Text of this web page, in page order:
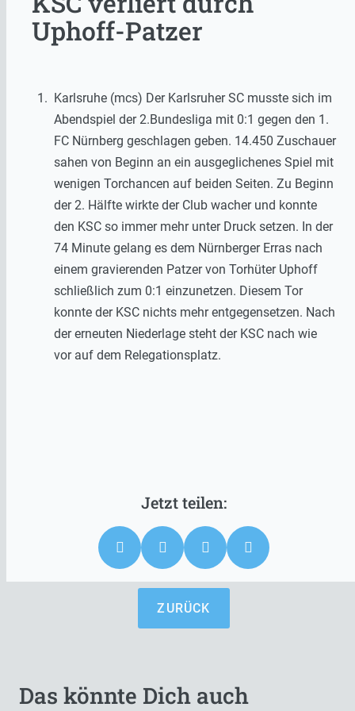
Uphoff-Patzer
Karlsruhe (mcs) Der Karlsruher SC musste sich im
Abendspiel der 2.Bundesliga mit 0:1 gegen den 1.
FC Nürnberg geschlagen geben. 14.450 Zuschauer
sahen von Beginn an ein ausgeglichenes Spiel mit
wenigen Torchancen auf beiden Seiten. Zu Beginn
der 2. Hälfte wirkte der Club wacher und konnte
den KSC so immer mehr unter Druck setzen. In der
74 Minute gelang es dem Nürnberger Erras nach
einem gravierenden Patzer von Torhüter Uphoff
schließlich zum 0:1 einzunetzen. Diesem Tor
konnte der KSC nichts mehr entgegensetzen. Nach
der erneuten Niederlage steht der KSC nach wie
vor auf dem Relegationsplatz.
ZURÜCK
Das könnte Dich auch